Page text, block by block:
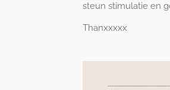
steun stimulatie en
Thanxxxxx